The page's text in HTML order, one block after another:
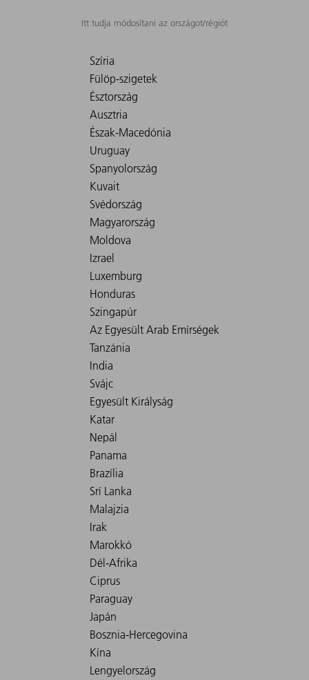
Itt tudja módosítani az országot/régiót